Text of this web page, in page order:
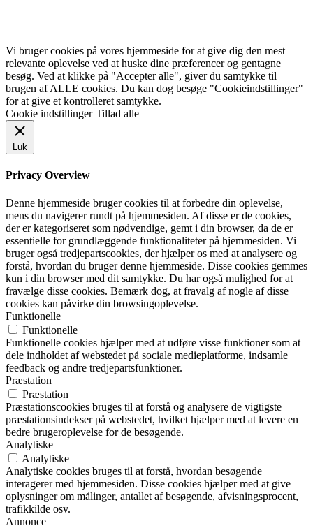
Vi bruger cookies på vores hjemmeside for at give dig den mest
relevante oplevelse ved at huske dine præferencer og gentagne
besøg. Ved at klikke på "Accepter alle", giver du samtykke til
brugen af ALLE cookies. Du kan dog besøge "Cookieindstillinger"
for at give et kontrolleret samtykke.
Cookie indstillinger Tillad alle
Luk
Privacy Overview
Denne hjemmeside bruger cookies til at forbedre din oplevelse,
mens du navigerer rundt på hjemmesiden. Af disse er de cookies,
der er kategoriseret som nødvendige, gemt i din browser, da de er
essentielle for grundlæggende funktionaliteter på hjemmesiden. Vi
bruger også tredjepartscookies, der hjælper os med at analysere og
forstå, hvordan du bruger denne hjemmeside. Disse cookies gemmes
kun i din browser med dit samtykke. Du har også mulighed for at
fravælge disse cookies. Bemærk dog, at fravalg af nogle af disse
cookies kan påvirke din browsingoplevelse.
Funktionelle
Funktionelle
Funktionelle cookies hjælper med at udføre visse funktioner som at
dele indholdet af webstedet på sociale medieplatforme, indsamle
feedback og andre tredjepartsfunktioner.
Præstation
Præstation
Præstationscookies bruges til at forstå og analysere de vigtigste
præstationsindekser på webstedet, hvilket hjælper med at levere en
bedre brugeroplevelse for de besøgende.
Analytiske
Analytiske
Analytiske cookies bruges til at forstå, hvordan besøgende
interagerer med hjemmesiden. Disse cookies hjælper med at give
oplysninger om målinger, antallet af besøgende, afvisningsprocent,
trafikkilde osv.
Annonce